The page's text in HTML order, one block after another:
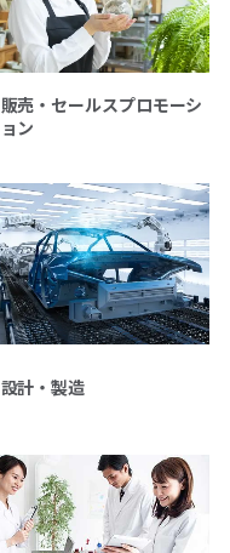
販売・セールスプロモーシ
ョン
設計・製造